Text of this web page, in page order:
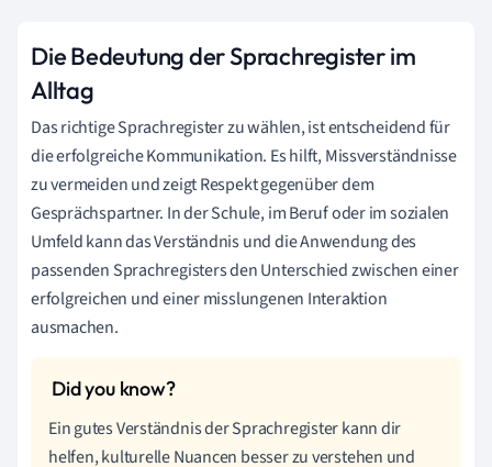
Die Bedeutung der Sprachregister im
Alltag
Das richtige Sprachregister zu wählen, ist entscheidend für
die erfolgreiche Kommunikation. Es hilft, Missverständnisse
zu vermeiden und zeigt Respekt gegenüber dem
Gesprächspartner. In der Schule, im Beruf oder im sozialen
Umfeld kann das Verständnis und die Anwendung des
passenden Sprachregisters den Unterschied zwischen einer
erfolgreichen und einer misslungenen Interaktion
ausmachen.
Ein gutes Verständnis der Sprachregister kann dir
helfen, kulturelle Nuancen besser zu verstehen und